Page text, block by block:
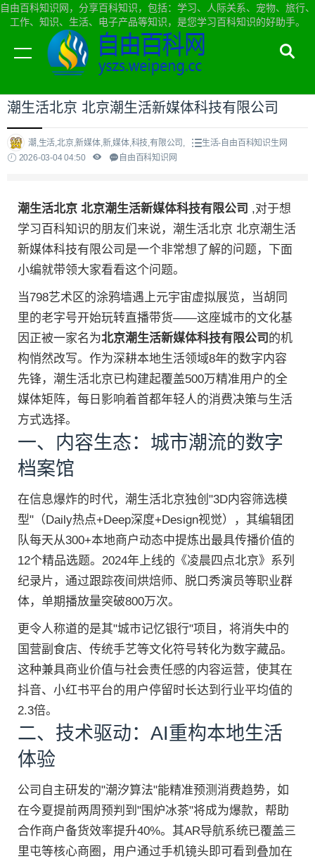
自由百科知识网，分享百科知识，包括：学习、人际关系、宠物、旅行、
工作、知识、生活、电子产品等知识，是您学习百科知识的好助手。
当前位置：自由百科知识网首页>生活
潮生活北京 北京潮生活新媒体科技有限公司
潮,生活,北京,新媒体,新,媒体,科技,有限公司,
生活-自由百科知识生网
2026-03-04 04:50
自由百科知识网
潮生活北京 北京潮生活新媒体科技有限公司 ,对于想
学习百科知识的朋友们来说，潮生活北京 北京潮生活
新媒体科技有限公司是一个非常想了解的问题，下面
小编就带领大家看看这个问题。
当798艺术区的涂鸦墙遇上元宇宙虚拟展览，当胡同
里的老字号开始玩转直播带货——这座城市的文化基
因正被一家名为北京潮生活新媒体科技有限公司 的机
构悄然改写。作为深耕本地生活领域8年的数字内容
先锋，潮生活北京已构建起覆盖500万精准用户的全
媒体矩阵，每日影响着首都年轻人的消费决策与生活
方式选择。
一、内容生态：城市潮流的数字
档案馆
在信息爆炸的时代，潮生活北京独创"3D内容筛选模
型"（Daily热点+Deep深度+Design视觉），其编辑团
队每天从300+本地商户动态中提炼出最具传播价值的
12个精品选题。2024年上线的《凌晨四点北京》系列
纪录片，通过跟踪夜间烘焙师、脱口秀演员等职业群
体，单期播放量突破800万次。
更令人称道的是其"城市记忆银行"项目，将消失中的
国营副食店、传统手艺等文化符号转化为数字藏品。
这种兼具商业价值与社会责任感的内容运营，使其在
抖音、小红书平台的用户停留时长达到行业平均值的
2.3倍。
二、技术驱动：AI重构本地生活
体验
公司自主研发的"潮汐算法"能精准预测消费趋势，如
在今夏提前两周预判到"围炉冰茶"将成为爆款，帮助
合作商户备货效率提升40%。其AR导航系统已覆盖三
里屯等核心商圈，用户通过手机镜头即可看到叠加在